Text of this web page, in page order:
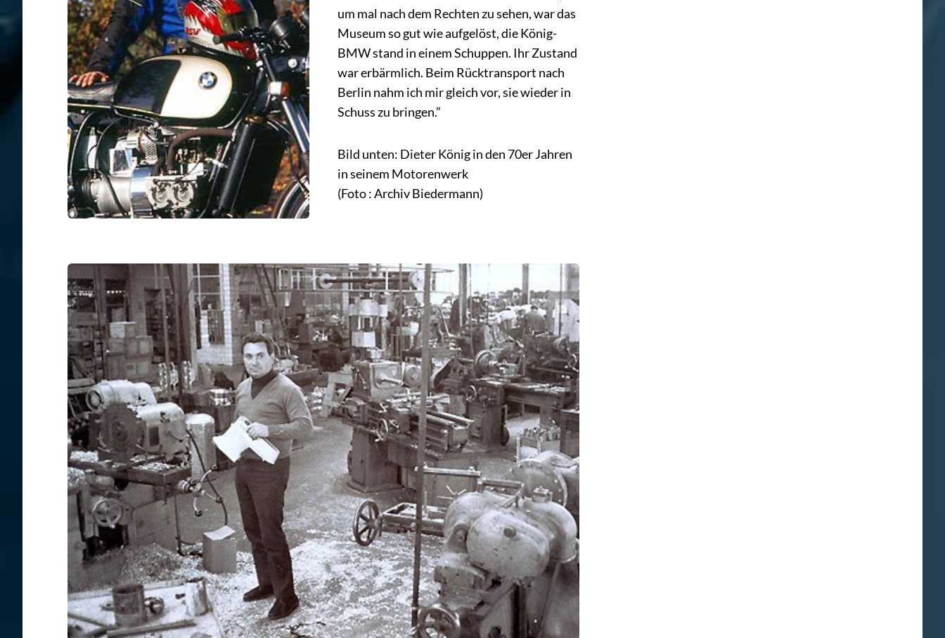
um mal nach dem Rechten zu sehen, war das
Museum so gut wie aufgelöst, die König-
BMW stand in einem Schuppen. Ihr Zustand
war erbärmlich. Beim Rücktransport nach
Berlin nahm ich mir gleich vor, sie wieder in
Schuss zu bringen.”
Bild unten: Dieter König in den 70er Jahren
in seinem Motorenwerk
(Foto : Archiv Biedermann)